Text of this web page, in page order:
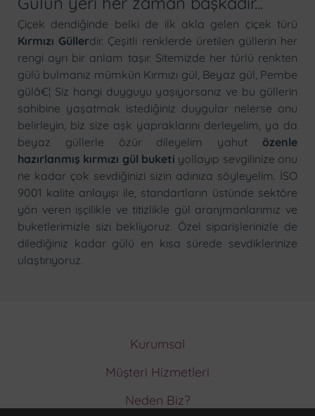
Çiçek dendiğinde belki de ilk akla gelen çiçek türü
Kırmızı Güllerdir. Çeşitli renklerde üretilen güllerin her
rengi ayrı bir anlam taşır. Sitemizde her türlü renkten
gülü bulmanız mümkün Kırmızı gül, Beyaz gül, Pembe
gülâ€¦ Siz hangi duyguyu yaşıyorsanız ve bu güllerin
sahibine yaşatmak istediğiniz duygular nelerse onu
belirleyin, biz size aşk yapraklarını derleyelim, ya da
beyaz güllerle özür dileyelim yahut özenle
hazırlanmış kırmızı gül buketi yollayıp sevgilinize onu
ne kadar çok sevdiğinizi sizin adınıza söyleyelim. İSO
9001 kalite anlayışı ile, standartların üstünde sektöre
yön veren işçilikle ve titizlikle gül aranjmanlarımız ve
buketlerimizle sizi bekliyoruz. Özel siparişlerinizle de
dilediğiniz kadar gülü en kısa sürede sevdiklerinize
ulaştırıyoruz.
Kurumsal
Ödeme Metodları
Memnuniyet Garantisi
Müşteri Hizmetleri
İptal ve İade Koşulları
Neden Biz?